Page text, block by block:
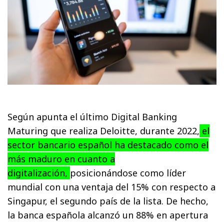
Según apunta el último Digital Banking
Maturing que realiza Deloitte, durante 2022, el
sector bancario español ha destacado como el
más maduro en cuanto a
digitalización, posicionándose como líder
mundial con una ventaja del 15% con respecto a
Singapur, el segundo país de la lista. De hecho,
la banca española alcanzó un 88% en apertura